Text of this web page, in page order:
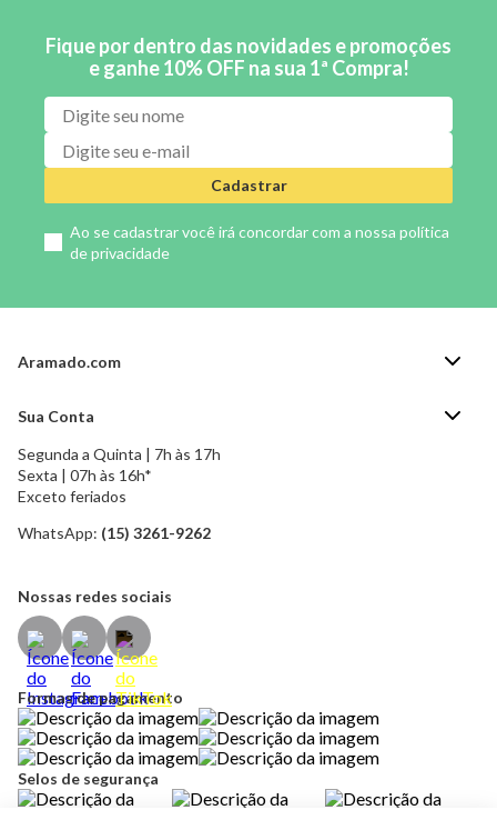
Fique por dentro das novidades e promoções
e ganhe 10% OFF na sua 1ª Compra!
Cadastrar
Ao se cadastrar você irá concordar com a nossa política
de privacidade
Aramado.com
Blog Aramado.com
Política de Privacidade
Política de Troca e Devolução
Política de Frete Grátis
Sua Conta
Minha Conta
Meus pedidos
Segunda a Quinta | 7h às 17h
Sexta | 07h às 16h*
Exceto feriados
WhatsApp: (15) 3261-9262
Nossas redes sociais
Formas de pagamento
Selos de segurança